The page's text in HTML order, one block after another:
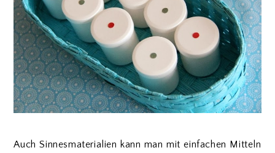
Auch Sinnesmaterialien kann man mit einfachen Mitteln